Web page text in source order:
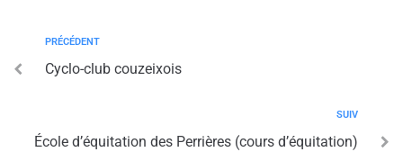
PRÉCÉDENT
Cyclo-club couzeixois
SUIV
École d’équitation des Perrières (cours d’équitation)